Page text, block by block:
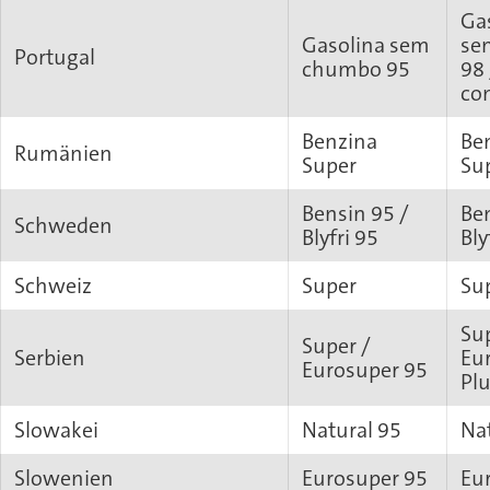
Portugal
Gasolina sem
chumbo 95
Rumänien
Benzina
Super
Schweden
Bensin 95 /
Blyfri 95
Schweiz
Super
Serbien
Super /
Eurosuper 95
Slowakei
Natural 95
Slowenien
Eurosuper 95